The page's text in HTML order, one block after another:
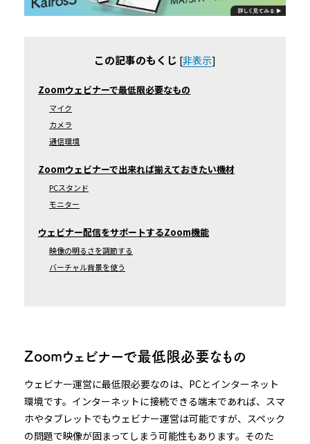
この記事のもくじ [非表示]
Zoomウェビナーで最低限必要なもの
マイク
カメラ
通信環境
Zoomウェビナーで出来れば揃えておきたい機材
PCスタンド
モニター
ウェビナー配信をサポートするZoom機能
映像の明るさを調節する
バーチャル背景を使う
Zoomウェビナーで最低限必要なもの
ウェビナー運営に最低限必要なのは、PCとインターネット
環境です。インターネットに接続できる端末であれば、スマ
ホやタブレットでもウェビナー運営は可能ですが、スペック
の問題で映像が固まってしまう可能性もあります。そのた